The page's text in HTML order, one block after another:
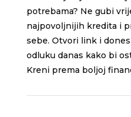
potrebama? Ne gubi
najpovoljnijih kredita i
sebe. Otvori link i
odluku danas kako bi
Kreni prema boljoj